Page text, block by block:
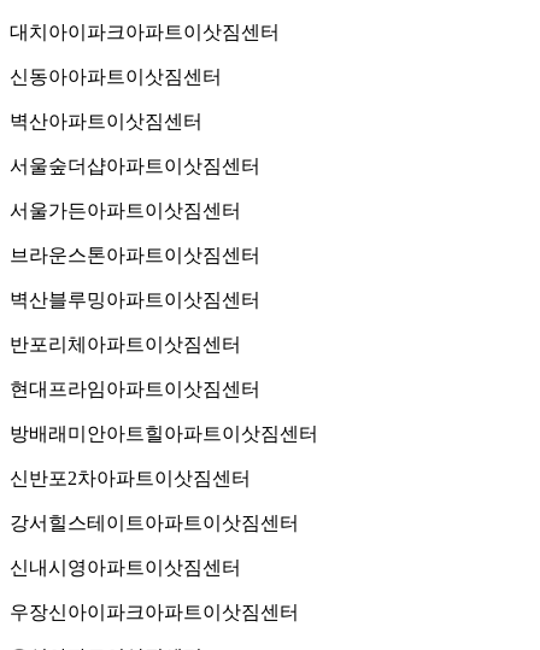
대치아이파크아파트이삿짐센터
신동아아파트이삿짐센터
벽산아파트이삿짐센터
서울숲더샵아파트이삿짐센터
서울가든아파트이삿짐센터
브라운스톤아파트이삿짐센터
벽산블루밍아파트이삿짐센터
반포리체아파트이삿짐센터
현대프라임아파트이삿짐센터
방배래미안아트힐아파트이삿짐센터
신반포2차아파트이삿짐센터
강서힐스테이트아파트이삿짐센터
신내시영아파트이삿짐센터
우장신아이파크아파트이삿짐센터